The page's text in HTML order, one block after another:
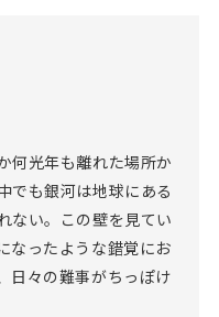
何光年も離れた場所か
でも銀河は地球にある
ない。この壁を見てい
なったような錯覚にお
日々の難事がちっぽけ